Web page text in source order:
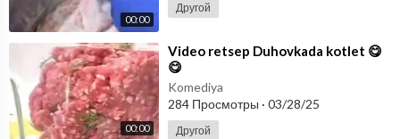
00:00
Другой
00:00
⁣Video retsep Duhovkada kotlet 😋
😋
Komediya
284 Просмотры · 03/28/25
Другой